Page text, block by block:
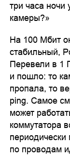
три часа ночи
камеры?»
На 100 Мбит
стабильный,
Перевели в 1
и пошло: то
пропала, то
ping. Самое
может
коммутатора
периодически
по проводам